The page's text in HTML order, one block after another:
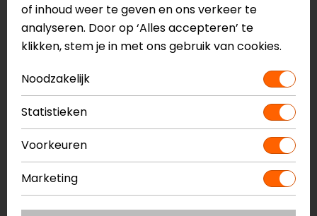
Kleur: Grijs
Vestiging Apeldoorn
Niet op voorraad
Vestiging Breda
Niet op voorraad
Vestiging Capelle a/d IJssel
Niet op voorraad
of inhoud weer te geven en ons verkeer te
analyseren. Door op ‘Alles accepteren’ te
klikken, stem je in met ons gebruik van cookies.
Noodzakelijk
Statistieken
Voorkeuren
Marketing